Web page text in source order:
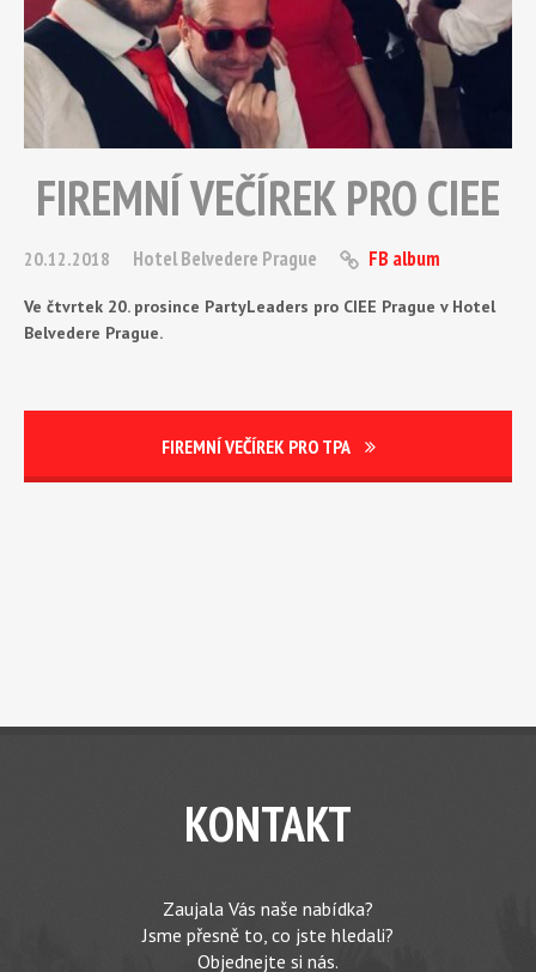
FIREMNÍ VEČÍREK PRO CIEE
20.12.2018 Hotel Belvedere Prague FB album
Ve čtvrtek 20. prosince PartyLeaders pro CIEE Prague v Hotel
Belvedere Prague.
FIREMNÍ VEČÍREK PRO TPA
KONTAKT
Zaujala Vás naše nabídka?
Jsme přesně to, co jste hledali?
Objednejte si nás.